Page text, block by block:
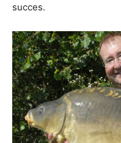
succes.